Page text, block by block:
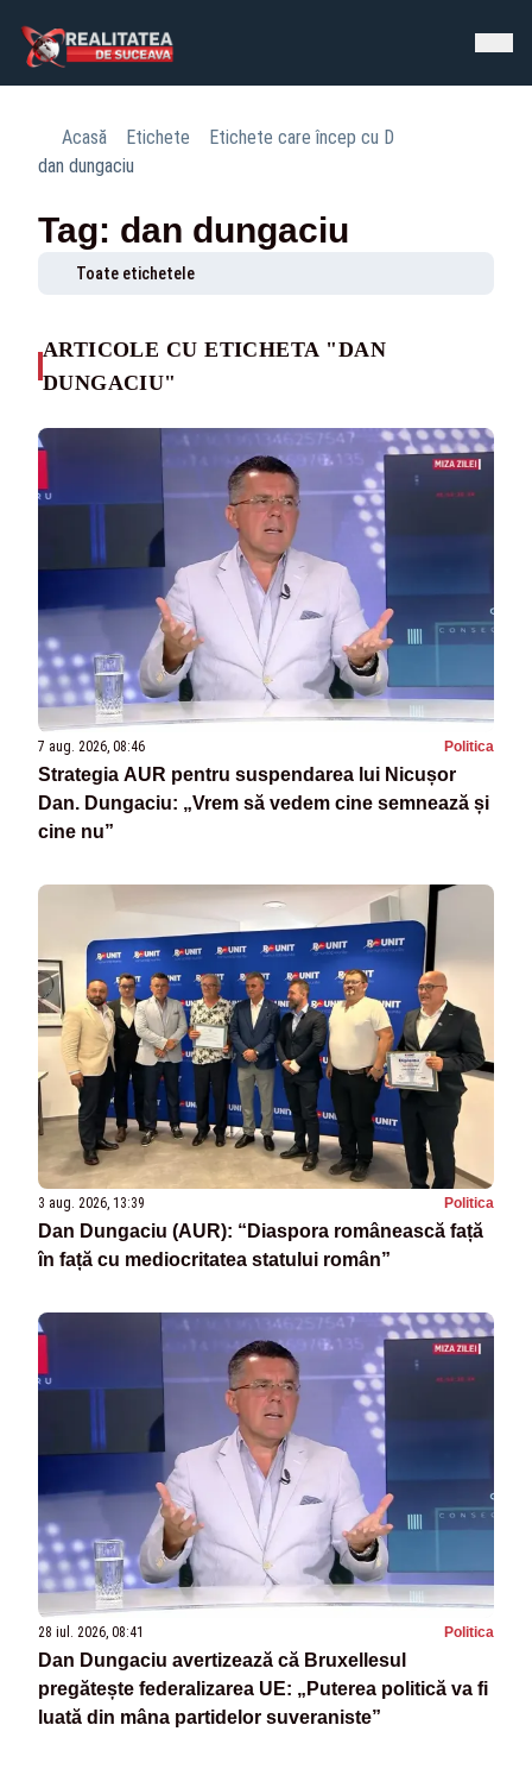
Acasă Etichete
Etichete care încep cu D
dan dungaciu
Tag: dan dungaciu
Toate etichetele
ARTICOLE CU ETICHETA "DAN
DUNGACIU"
7 aug. 2026, 08:46 Politica
Strategia AUR pentru suspendarea lui Nicușor
Dan. Dungaciu: „Vrem să vedem cine semnează și
cine nu”
3 aug. 2026, 13:39 Politica
Dan Dungaciu (AUR): “Diaspora românească față
în față cu mediocritatea statului român”
28 iul. 2026, 08:41 Politica
Dan Dungaciu avertizează că Bruxellesul
pregătește federalizarea UE: „Puterea politică va fi
luată din mâna partidelor suveraniste”